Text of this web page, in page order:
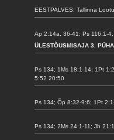
EESTPALVES: Tallinna
Ap 2:14a, 36-41; Ps 116:1-
ÜLESTÕUSMISAJA 3.
Ps 134; 1Ms 18:1-14; 1Pt
5:52 20:50
Ps 134; Õp 8:32-9:6; 1Pt
Ps 134; 2Ms 24:1-11; Jh